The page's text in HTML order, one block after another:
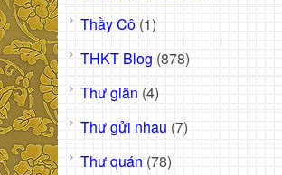
Thầy Cô (1)
THKT Blog (878)
Thư giãn (4)
Thư gửi nhau (7)
Thư quán (78)